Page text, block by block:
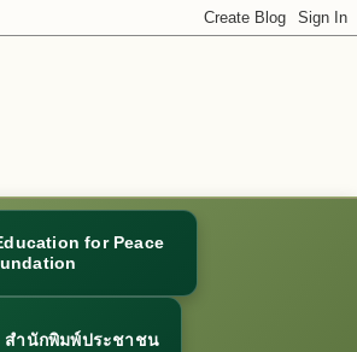
for Peace
สำนักพิมพ์ประชาชน